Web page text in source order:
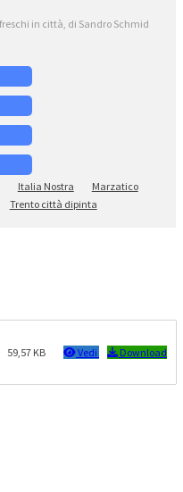
in città, di Sandro Schmid
Italia Nostra
Marzatico
Trento città dipinta
59,57 KB Vedi Download